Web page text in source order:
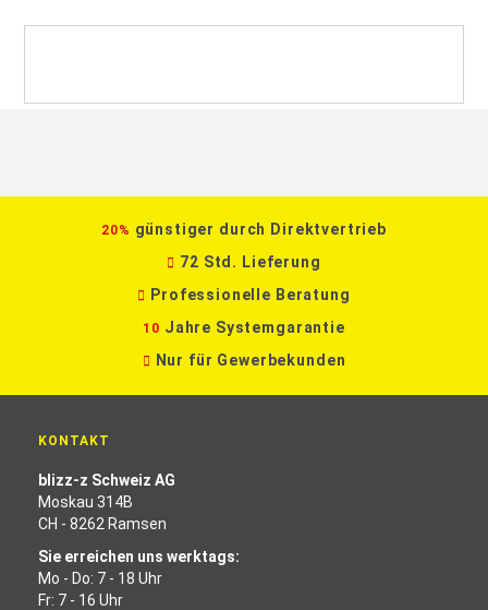
20% günstiger durch Direktvertrieb
72 Std. Lieferung
Professionelle Beratung
10 Jahre Systemgarantie
Nur für Gewerbekunden
KONTAKT
blizz-z Schweiz AG
Moskau 314B
CH - 8262 Ramsen
Sie erreichen uns werktags:
Mo - Do: 7 - 18 Uhr
Fr: 7 - 16 Uhr